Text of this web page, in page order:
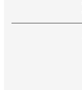
mumbai |